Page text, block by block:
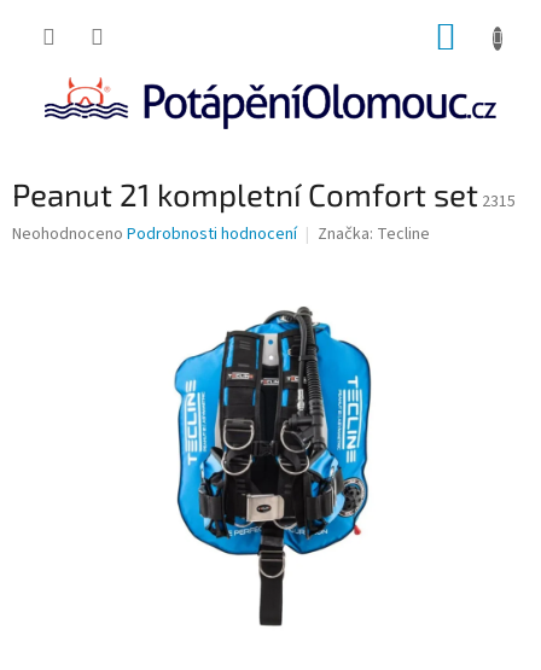
Peanut 21 kompletní Comfort set 2315
Průměrné
Neohodnoceno Podrobnosti hodnocení Značka: Tecline